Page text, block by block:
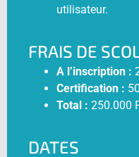
utilisateur.
FRAIS DE
A l’inscription :
Certification :
Total : 250.000
DATES